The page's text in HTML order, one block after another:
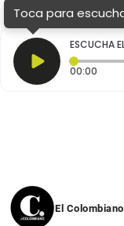
Toca para
ESCUCHA
00:00
El Colombiano